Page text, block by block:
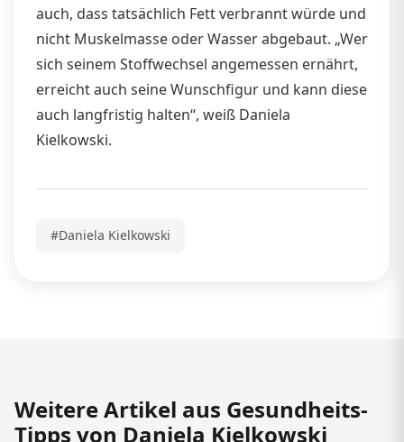
auch, dass tatsächlich Fett verbrannt würde und
nicht Muskelmasse oder Wasser abgebaut. „Wer
sich seinem Stoffwechsel angemessen ernährt,
erreicht auch seine Wunschfigur und kann diese
auch langfristig halten“, weiß Daniela
Kielkowski.
#Daniela Kielkowski
Weitere Artikel aus Gesundheits-
Tipps von Daniela Kielkowski